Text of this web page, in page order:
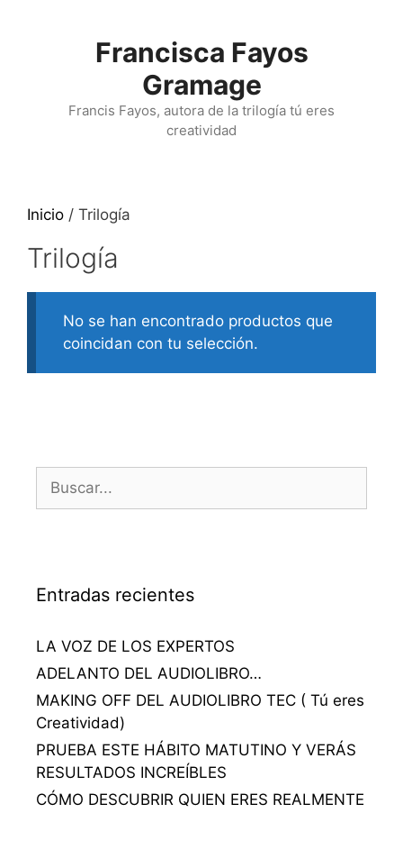
Francisca Fayos
Gramage
Francis Fayos, autora de la trilogía tú eres
creatividad
Inicio / Trilogía
Trilogía
No se han encontrado productos que
coincidan con tu selección.
Entradas recientes
LA VOZ DE LOS EXPERTOS
ADELANTO DEL AUDIOLIBRO…
MAKING OFF DEL AUDIOLIBRO TEC ( Tú eres
Creatividad)
PRUEBA ESTE HÁBITO MATUTINO Y VERÁS
RESULTADOS INCREÍBLES
CÓMO DESCUBRIR QUIEN ERES REALMENTE